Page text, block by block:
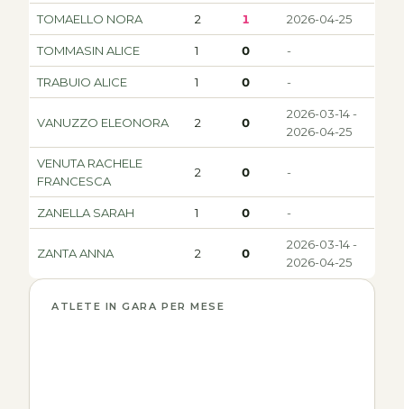
TOMAELLO NORA 2 1 2026-04-25
TOMMASIN ALICE 1 0 -
TRABUIO ALICE 1 0 -
VANUZZO ELEONORA 2 0
2026-03-14 -
2026-04-25
VENUTA RACHELE
FRANCESCA
2 0 -
ZANELLA SARAH 1 0 -
ZANTA ANNA 2 0
2026-03-14 -
2026-04-25
ATLETE IN GARA PER MESE